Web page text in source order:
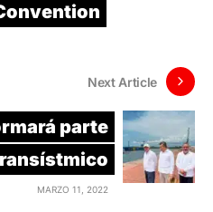
Next Article
parte
MARZO 11, 2022